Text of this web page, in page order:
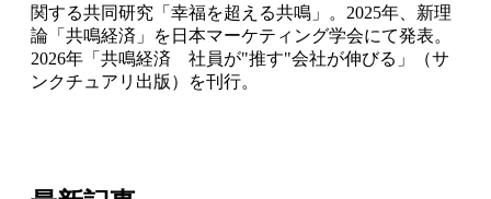
関する共同研究「幸福を超える共鳴」。2025年、新理
論「共鳴経済」を日本マーケティング学会にて発表。
2026年「共鳴経済 社員が"推す"会社が伸びる」（サ
ンクチュアリ出版）を刊行。